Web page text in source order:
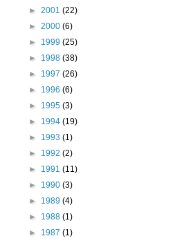
► 2001 (22)
► 2000 (6)
► 1999 (25)
► 1998 (38)
► 1997 (26)
► 1996 (6)
► 1995 (3)
► 1994 (19)
► 1993 (1)
► 1992 (2)
► 1991 (11)
► 1990 (3)
► 1989 (4)
► 1988 (1)
► 1987 (1)